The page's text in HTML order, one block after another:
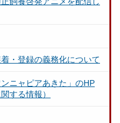
・登録の義務化について
ニャピアあきた」のHP
する情報）